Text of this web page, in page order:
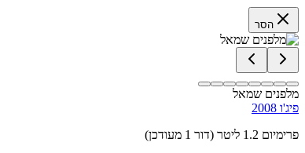
הסר
מלפנים שמאל
פיג'ו 2008
פרימיום 1.2 ליטר (דור 1 מעודכן)